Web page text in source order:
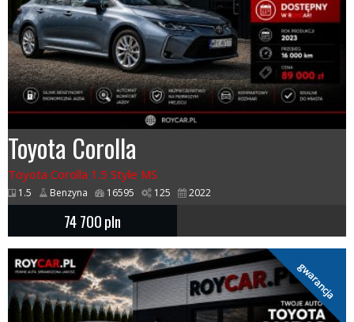
Toyota Corolla
Toyota Corolla 1.5 Style MS
1.5 Benzyna 16595 125 2022
74 700pln
gwarancja